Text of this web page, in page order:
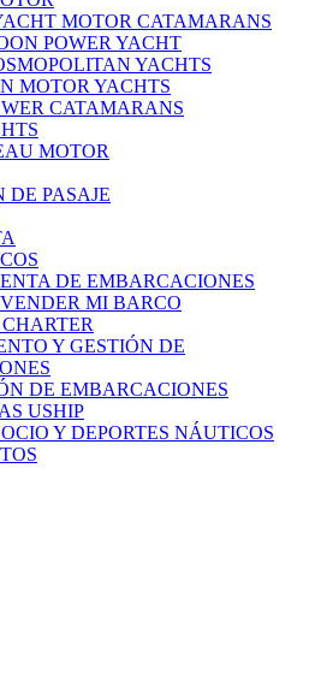
MOTOR CATAMARANS
POWER YACHT
YACHTS
MOTOR YACHTS
CATAMARANS
MOTOR
DE PASAJE
DE EMBARCACIONES
MI BARCO
Y GESTIÓN DE
DE EMBARCACIONES
USHIP
Y DEPORTES NÁUTICOS